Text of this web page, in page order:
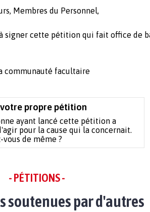
Membres du Personnel,
signer cette pétition qui fait office de
communauté facultaire
propre pétition
ayant lancé cette pétition a
pour la cause qui la concernait.
vous de même ?
- PÉTITIONS -
soutenues par d'autres